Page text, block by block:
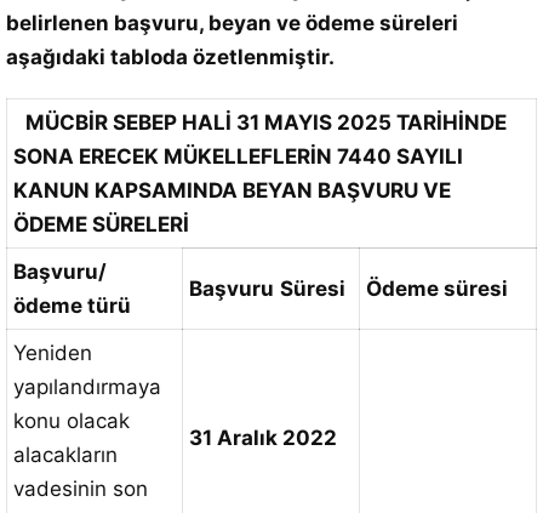
belirlenen başvuru, beyan ve ödeme süreleri
aşağıdaki tabloda özetlenmiştir.
MÜCBİR SEBEP HALİ 31 MAYIS 2025 TARİHİNDE
SONA ERECEK MÜKELLEFLERİN 7440 SAYILI
KANUN KAPSAMINDA BEYAN BAŞVURU VE
ÖDEME SÜRELERİ
Başvuru/
ödeme türü
Başvuru Süresi Ödeme süresi
Yeniden
yapılandırmaya
konu olacak
alacakların
vadesinin son
31 Aralık 2022